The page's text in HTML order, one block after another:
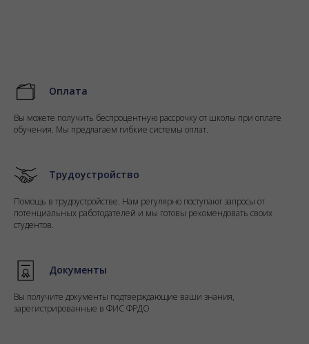
Оплата
Вы можете получить беспроцентную рассрочку от школы при оплате
обучения. Мы предлагаем гибкие системы оплат.
Трудоустройство
Помощь в трудоустройстве. Нам регулярно поступают запросы от
потенциальных работодателей и мы готовы рекомендовать своих
студентов.
Документы
Вы получите документы подтверждающие ваши знания,
зарегистрированные в ФИС ФРДО